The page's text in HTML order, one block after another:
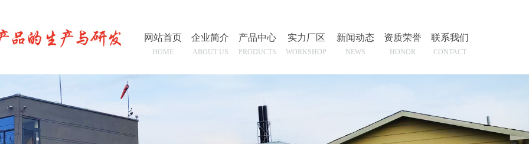
网站首页
HOME
企业简介
ABOUT US
产品中心
PRODUCTS
实力厂区
WORKSHOP
新闻动态
NEWS
资质荣誉
HONOR
联系我们
CONTACT